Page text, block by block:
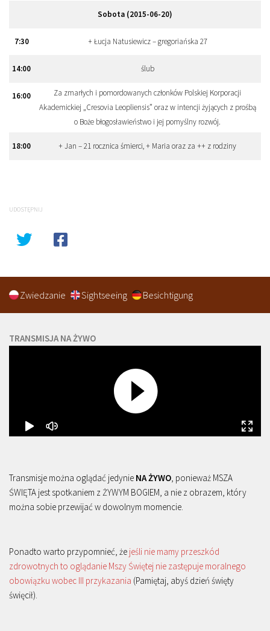
Sobota (2015-06-20)
7:30 + Łucja Natusiewicz – gregoriańska 27
14:00 ślub
16:00
Za zmarłych i pomordowanych członków Polskiej Korporacji
Akademickiej „Cresovia Leopliensis” oraz w intencji żyjących z prośbą
o Boże błogosławieństwo i jej pomyślny rozwój.
18:00 + Jan – 21 rocznica śmierci, + Maria oraz za ++ z rodziny
UDOSTĘPNIJ
Zwiedzanie Sightseeing Besichtigung
TRANSMISJA NA ŻYWO
Transmisje można oglądać jedynie NA ŻYWO , ponieważ MSZA
ŚWIĘTA jest spotkaniem z ŻYWYM BOGIEM, a nie z obrazem, który
można sobie przewijać w dowolnym momencie.
Ponadto warto przypomnieć, że jeśli nie mamy przeszkód
zdrowotnych to oglądanie Mszy Świętej nie zastępuje moralnego
obowiązku wobec III przykazania (Pamiętaj, abyś dzień święty
święcił).